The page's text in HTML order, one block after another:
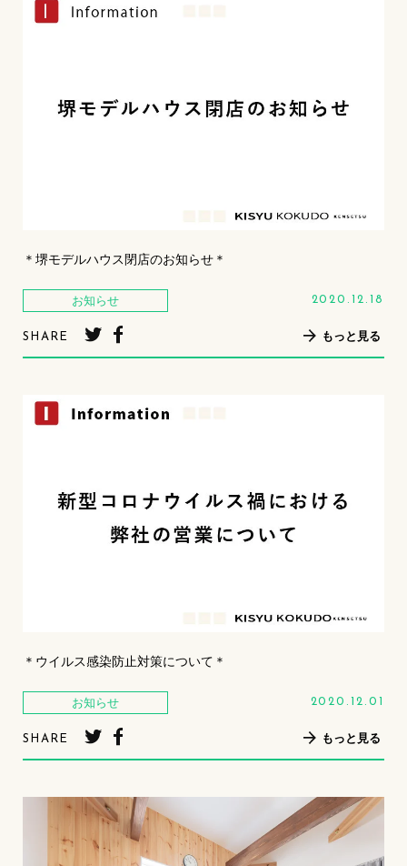
＊堺モデルハウス閉店のお知らせ＊
お知らせ 2020.12.18
SHARE もっと見る
＊ウイルス感染防止対策について＊
お知らせ 2020.12.01
SHARE もっと見る